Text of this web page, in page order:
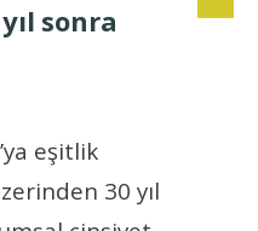
sonra
eşitlik
30 yıl